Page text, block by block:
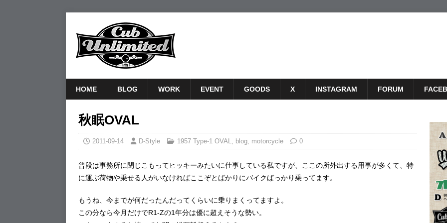
HOME BLOG WORK EVENT GOODS X INSTAGRAM FORUM
秋眠OVAL
2011-09-14 D-Style 1957 Type-1 OVAL, blog, motorcycle 0
普段は事務所に閉じこもってヒッキーみたいに仕事している私ですが、ここの所外出する用事が多くて、特
に運ぶ荷物や乗せる人がいなければここぞとばかりにバイクばっかり乗ってます。
もうね、今までが何だったんだってくらいに乗りまくってますよ。
この分なら今月だけでR1-Zの1年分は優に超えそうな勢い。